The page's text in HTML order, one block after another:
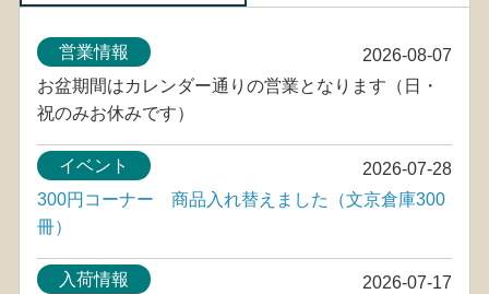
2026-08-07
営業情報
お盆期間はカレンダー通りの営業となります（日・
祝のみお休みです）
2026-07-28
イベント
300円コーナー 商品入れ替えました（文京倉庫300
冊）
2026-07-17
入荷情報